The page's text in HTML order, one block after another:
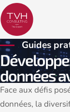
Guides
données
Face aux défis
données, la